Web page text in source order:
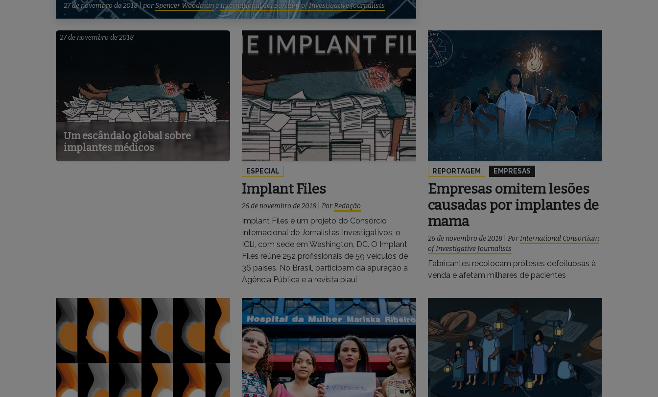
27 de novembro de 2018| porSpencer WoodmaneInternational Consortium of Investigative Journalists
27 de novembro de 2018
Um escândalo global sobre
implantes médicos
ESPECIAL
Implant Files
26 de novembro de 2018 PorRedação
Implant Files é um projeto do Consórcio
Internacional de Jornalistas Investigativos, o
ICIJ, com sede em Washington, DC. O Implant
Files reúne 252 profissionais de 59 veículos de
36 países. No Brasil, participam da apuração a
Agência Pública e a revista piauí
REPORTAGEM EMPRESAS
Empresas omitem lesões
causadas por implantes de
mama
26 de novembro de 2018 PorInternational Consortium
of Investigative Journalists
Fabricantes recolocam próteses defeituosas à
venda e afetam milhares de pacientes